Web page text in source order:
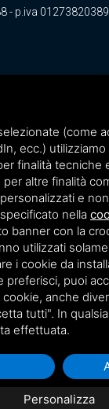
- p.iva
reCAPTCHA v3,
di Google.
(come
ecc.)
finalità tecniche
altre finalità
e
nella
banner con la
utilizzati
i cookie da
preferisci, puoi
anche
tutti". In
effettuata.
Personalizza